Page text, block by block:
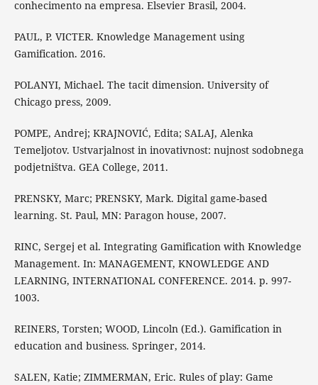
conhecimento na empresa. Elsevier Brasil, 2004.
PAUL, P. VICTER. Knowledge Management using
Gamification. 2016.
POLANYI, Michael. The tacit dimension. University of
Chicago press, 2009.
POMPE, Andrej; KRAJNOVIĆ, Edita; SALAJ, Alenka
Temeljotov. Ustvarjalnost in inovativnost: nujnost sodobnega
podjetništva. GEA College, 2011.
PRENSKY, Marc; PRENSKY, Mark. Digital game-based
learning. St. Paul, MN: Paragon house, 2007.
RINC, Sergej et al. Integrating Gamification with Knowledge
Management. In: MANAGEMENT, KNOWLEDGE AND
LEARNING, INTERNATIONAL CONFERENCE. 2014. p. 997-
1003.
REINERS, Torsten; WOOD, Lincoln (Ed.). Gamification in
education and business. Springer, 2014.
SALEN, Katie; ZIMMERMAN, Eric. Rules of play: Game